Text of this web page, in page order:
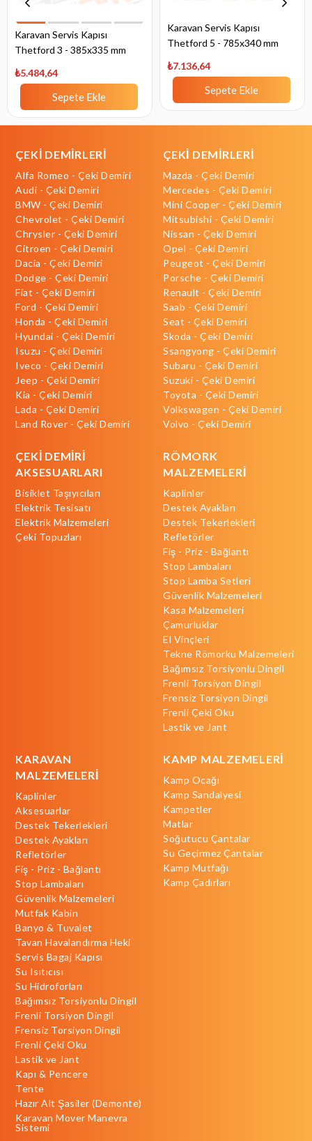
Karavan Servis Kapısı
Thetford 3 - 385x335 mm
₺5.484,64
Sepete Ekle
Karavan Servis Kapısı
Thetford 5 - 785x340 mm
₺7.136,64
Sepete Ekle
ÇEKİ DEMİRLERİ
Alfa Romeo - Çeki Demiri
Audi - Çeki Demiri
BMW - Çeki Demiri
Chevrolet - Çeki Demiri
Chrysler - Çeki Demiri
Citroen - Çeki Demiri
Dacia - Çeki Demiri
Dodge - Çeki Demiri
Fiat - Çeki Demiri
Ford - Çeki Demiri
Honda - Çeki Demiri
Hyundai - Çeki Demiri
Isuzu - Çeki Demiri
Iveco - Çeki Demiri
Jeep - Çeki Demiri
Kia - Çeki Demiri
Lada - Çeki Demiri
Land Rover - Çeki Demiri
ÇEKİ DEMİRLERİ
Mazda - Çeki Demiri
Mercedes - Çeki Demiri
Mini Cooper - Çeki Demiri
Mitsubishi - Çeki Demiri
Nissan - Çeki Demiri
Opel - Çeki Demiri
Peugeot - Çeki Demiri
Porsche - Çeki Demiri
Renault - Çeki Demiri
Saab - Çeki Demiri
Seat - Çeki Demiri
Skoda - Çeki Demiri
Ssangyong - Çeki Demiri
Subaru - Çeki Demiri
Suzuki - Çeki Demiri
Toyota - Çeki Demiri
Volkswagen - Çeki Demiri
Volvo - Çeki Demiri
ÇEKİ DEMİRİ
AKSESUARLARI
Bisiklet Taşıyıcıları
Elektrik Tesisatı
Elektrik Malzemeleri
Çeki Topuzları
RÖMORK
MALZEMELERİ
Kaplinler
Destek Ayakları
Destek Tekerlekleri
Refletörler
Fiş - Priz - Bağlantı
Stop Lambaları
Stop Lamba Setleri
Güvenlik Malzemeleri
Kasa Malzemeleri
Çamurluklar
El Vinçleri
Tekne Römorku Malzemeleri
Bağımsız Torsiyonlu Dingil
Frenli Torsiyon Dingil
Frensiz Torsiyon Dingil
Frenli Çeki Oku
Lastik ve Jant
KARAVAN
MALZEMELERİ
Kaplinler
Aksesuarlar
Destek Tekerlekleri
Destek Ayakları
Refletörler
Fiş - Priz - Bağlantı
Stop Lambaları
Güvenlik Malzemeleri
Mutfak Kabin
Banyo & Tuvalet
Tavan Havalandırma Heki
Servis Bagaj Kapısı
Su Isıtıcısı
Su Hidroforları
Bağımsız Torsiyonlu Dingil
Frenli Torsiyon Dingil
Frensiz Torsiyon Dingil
Frenli Çeki Oku
Lastik ve Jant
Kapı & Pencere
Tente
Hazır Alt Şasiler (Demonte)
Karavan Mover Manevra
Sistemi
KAMP MALZEMELERİ
Kamp Ocağı
Kamp Sandalyesi
Kampetler
Matlar
Soğutucu Çantalar
Su Geçirmez Çantalar
Kamp Mutfağı
Kamp Çadırları